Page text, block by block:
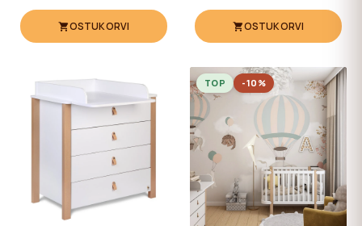
OSTUKORVI OSTUKORVI
TOP -10%